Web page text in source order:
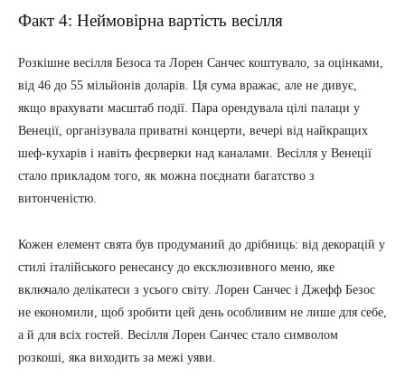
Факт 4: Неймовірна вартість весілля
Розкішне весілля Безоса та Лорен Санчес коштувало, за оцінками,
від 46 до 55 мільйонів доларів. Ця сума вражає, але не дивує,
якщо врахувати масштаб події. Пара орендувала цілі палаци у
Венеції, організувала приватні концерти, вечері від найкращих
шеф-кухарів і навіть феєрверки над каналами. Весілля у Венеції
стало прикладом того, як можна поєднати багатство з
витонченістю.
Кожен елемент свята був продуманий до дрібниць: від декорацій у
стилі італійського ренесансу до ексклюзивного меню, яке
включало делікатеси з усього світу. Лорен Санчес і Джефф Безос
не економили, щоб зробити цей день особливим не лише для себе,
а й для всіх гостей. Весілля Лорен Санчес стало символом
розкоші, яка виходить за межі уяви.